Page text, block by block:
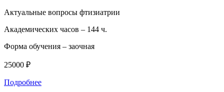
Актуальные вопросы фтизиатрии
Академических часов – 144 ч.
Форма обучения – заочная
25000 ₽
Подробнее